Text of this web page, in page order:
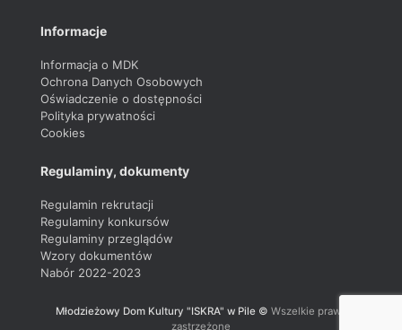
Informacje
Informacja o MDK
Ochrona Danych Osobowych
Oświadczenie o dostępności
Polityka prywatności
Cookies
Regulaminy, dokumenty
Regulamin rekrutacji
Regulaminy konkursów
Regulaminy przeglądów
Wzory dokumentów
Nabór 2022-2023
Młodzieżowy Dom Kultury "ISKRA" w Pile © Wszelkie prawa
zastrzeżone